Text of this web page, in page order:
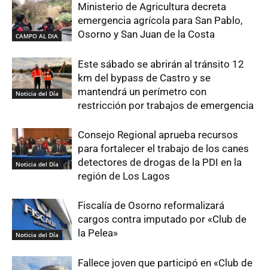
CAMPO AL DIA
Ministerio de Agricultura decreta
emergencia agrícola para San Pablo,
Osorno y San Juan de la Costa
Noticia del Día
Este sábado se abrirán al tránsito 12
km del bypass de Castro y se
mantendrá un perímetro con
restricción por trabajos de emergencia
Noticia del Día
Consejo Regional aprueba recursos
para fortalecer el trabajo de los canes
detectores de drogas de la PDI en la
región de Los Lagos
Noticia del Día
Fiscalía de Osorno reformalizará
cargos contra imputado por «Club de
la Pelea»
Fallece joven que participó en «Club de